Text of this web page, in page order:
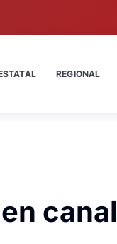
REGIONAL